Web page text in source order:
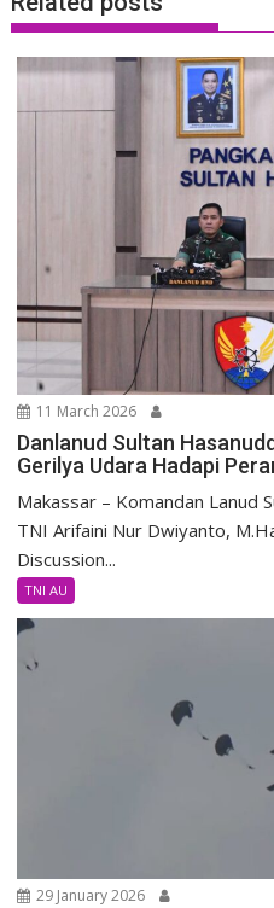
11 March 2026
Danlanud Sultan
Gerilya Udara Hadapi
Makassar – Komandan Lanud
TNI Arifaini Nur Dwiyanto,
Discussion...
TNI AU
29 January 2026